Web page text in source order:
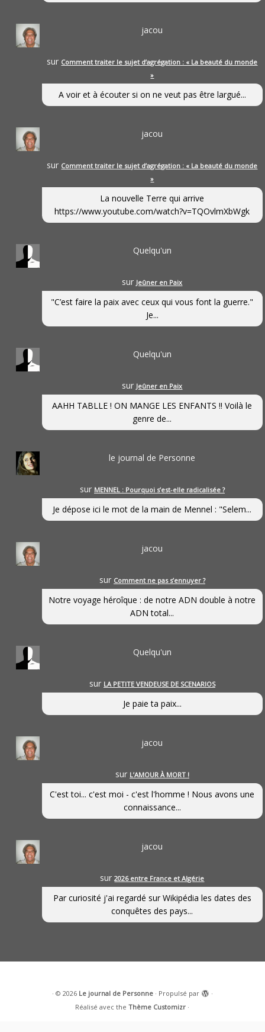
jacou
sur Comment traiter le sujet d’agrégation : « La beauté du monde
»
A voir et à écouter si on ne veut pas être largué...
jacou
sur Comment traiter le sujet d’agrégation : « La beauté du monde
»
La nouvelle Terre qui arrive
https://www.youtube.com/watch?v=TQOvlmXbWgk
Quelqu'un
sur Jeûner en Paix
"C’est faire la paix avec ceux qui vous font la guerre."
Je...
Quelqu'un
sur Jeûner en Paix
AAHH TABLLE ! ON MANGE LES ENFANTS !! Voilà le
genre de...
le journal de Personne
sur MENNEL : Pourquoi s’est-elle radicalisée ?
Je dépose ici le mot de la main de Mennel : "Selem...
jacou
sur Comment ne pas s’ennuyer ?
Notre voyage héroîque : de notre ADN double à notre
ADN total...
Quelqu'un
sur LA PETITE VENDEUSE DE SCENARIOS
Je paie ta paix...
jacou
sur L’AMOUR À MORT !
C'est toi... c'est moi - c'est l'homme ! Nous avons une
connaissance...
jacou
sur2026 entre France et Algérie
Par curiosité j'ai regardé sur Wikipédia les dates des
conquêtes des pays...
· © 2026 Le journal de Personne· Propulsé par
·
Réalisé avec theThème Customizr ·